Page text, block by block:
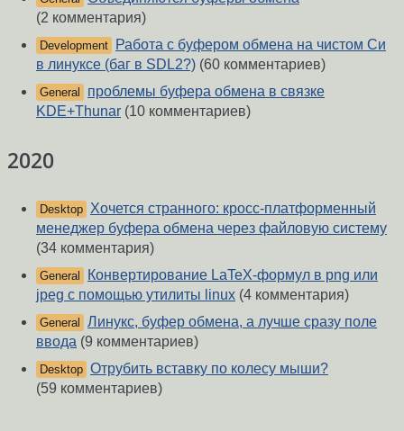
(2 комментария)
Development
Работа с буфером обмена на чистом Си
в линуксе (баг в SDL2?) (60 комментариев)
General
проблемы буфера обмена в связке
KDE+Thunar (10 комментариев)
2020
Desktop Хочется странного: кросс-платформенный
менеджер буфера обмена через файловую систему
(34 комментария)
General
Конвертирование LaTeX-формул в png или
jpeg с помощью утилиты linux (4 комментария)
General
Линукс, буфер обмена, а лучше сразу поле
ввода (9 комментариев)
Desktop Отрубить вставку по колесу мыши?
(59 комментариев)